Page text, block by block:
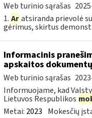
Web turinio sąrašas
1. Ar atsiranda prievolė
gėrimus, skirtus
Informacinis
apskaitos
Web turinio sąrašas
Informuojame, kad
Lietuvos Respublikos
Metai: 2023 Mokesčių